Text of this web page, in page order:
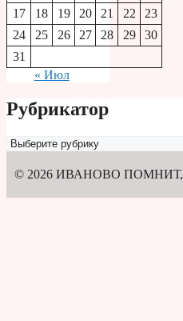
17
18 19 20 21 22
23
24
25 26 27 28 29
30
31
« Июл
Рубрикатор
Рубрикатор
© 2026 ИВАНОВО ПОМНИТ,